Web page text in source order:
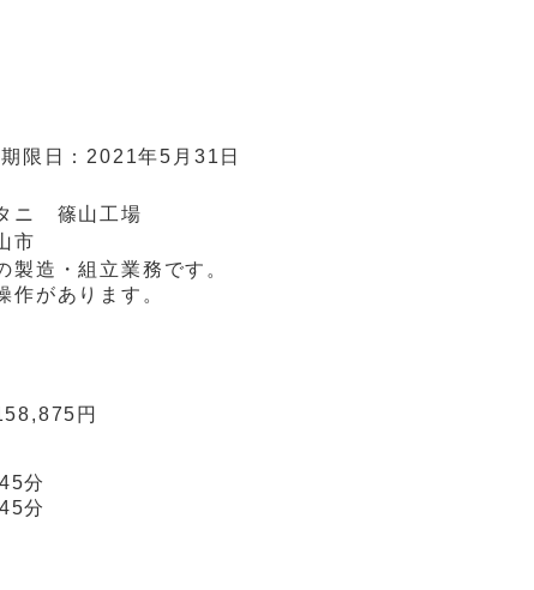
限日： 2021年5月31日
ニ 篠山工場
市
造・組立業務です。
作があります。
円
分
分